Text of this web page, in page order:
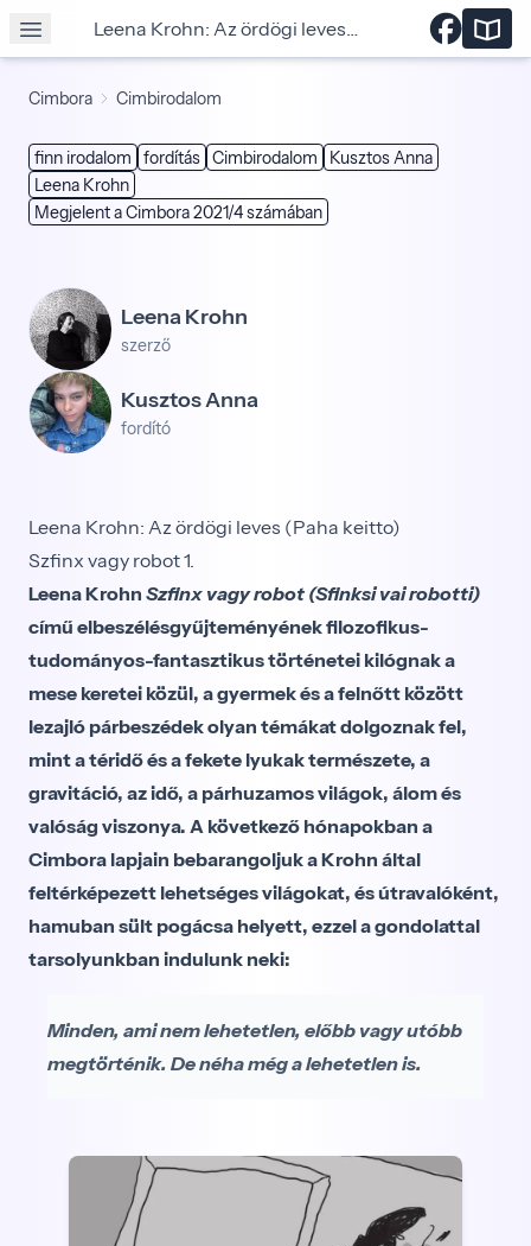
Leena Krohn: Az ördögi leves (Paha keitto)
Cimbora Cimbirodalom
finn irodalom fordítás Cimbirodalom
Kusztos Anna
Leena Krohn
Megjelent a Cimbora 2021/4 számában
Leena Krohn
szerző
Kusztos Anna
fordító
Leena Krohn: Az ördögi leves (Paha keitto)
Szfinx vagy robot 1.
Leena Krohn Szfinx vagy robot (Sfinksi vai robotti)
című elbeszélésgyűjteményének filozofikus-
tudományos-fantasztikus történetei kilógnak a
mese keretei közül, a gyermek és a felnőtt között
lezajló párbeszédek olyan témákat dolgoznak fel,
mint a téridő és a fekete lyukak természete, a
gravitáció, az idő, a párhuzamos világok, álom és
valóság viszonya. A következő hónapokban a
Cimbora lapjain bebarangoljuk a Krohn által
feltérképezett lehetséges világokat, és útravalóként,
hamuban sült pogácsa helyett, ezzel a gondolattal
tarsolyunkban indulunk neki:
Minden, ami nem lehetetlen, előbb vagy utóbb
megtörténik. De néha még a lehetetlen is.